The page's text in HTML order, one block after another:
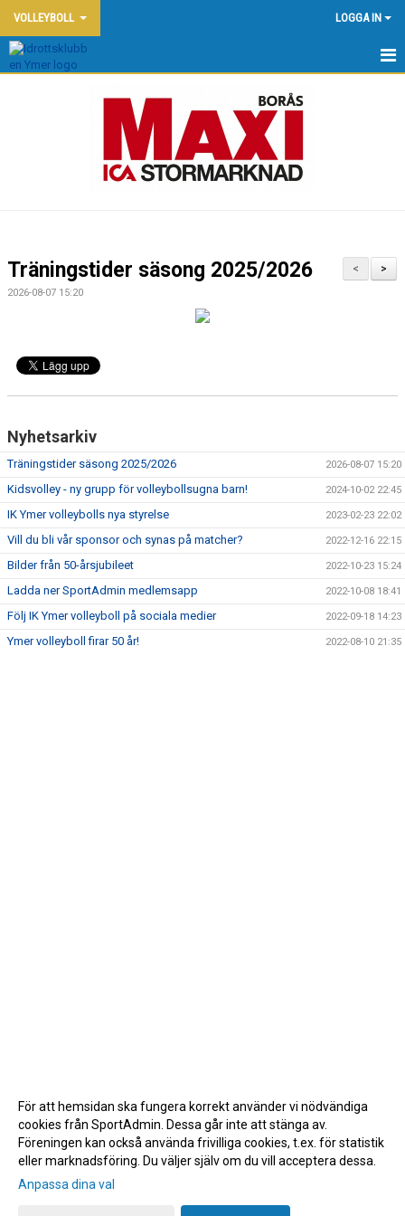
VOLLEYBOLL LOGGA IN
YMERGÅRDENS BEACHCENTER
SPONSORER
DOKUMENT
>
<
Träningstider säsong 2025/2026
2026-08-07 15:20
Nyhetsarkiv
Träningstider säsong 2025/2026 2026-08-07 15:20
Kidsvolley - ny grupp för volleybollsugna barn! 2024-10-02 22:45
IK Ymer volleybolls nya styrelse 2023-02-23 22:02
Vill du bli vår sponsor och synas på matcher? 2022-12-16 22:15
Bilder från 50-årsjubileet 2022-10-23 15:24
Ladda ner SportAdmin medlemsapp 2022-10-08 18:41
Följ IK Ymer volleyboll på sociala medier 2022-09-18 14:23
Ymer volleyboll firar 50 år! 2022-08-10 21:35
Gå till Webbversion
För att hemsidan ska fungera korrekt använder vi nödvändiga
cookies från SportAdmin. Dessa går inte att stänga av.
Föreningen kan också använda frivilliga cookies, t.ex. för statistik
eller marknadsföring. Du väljer själv om du vill acceptera dessa.
Anpassa dina val